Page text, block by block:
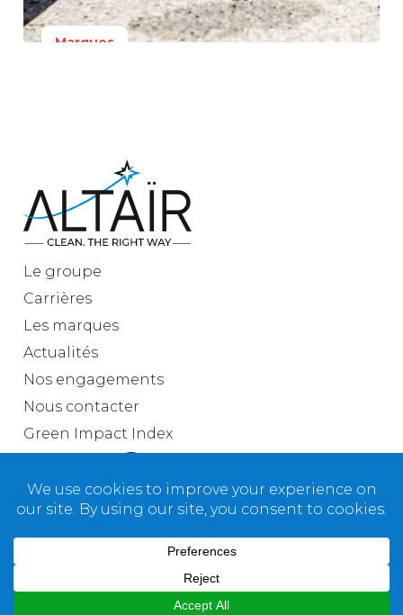
Marques
surfaces de bricolage
Lire la suite
Le groupe
Carrières
Les marques
Actualités
Nos engagements
Nous contacter
Green Impact Index
Mentions légales
Copyright 2025 © Altaïr